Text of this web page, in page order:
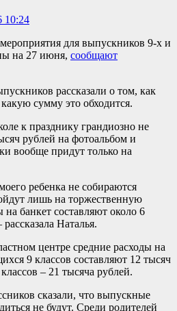
10:24
для выпускников 9-х и
на 27 июня, сообщают
рассказали о том, как
сумму это обходится.
к празднику грандиозно не
рублей на фотоальбом и
вообще придут только на
ребенка не собираются
лишь на торжественную
банкет составляют около 6
Наталья.
центре средние расходы на
9 классов составляют 12 тысяч
– 21 тысяча рублей.
сказали, что выпускные
не будут. Среди родителей